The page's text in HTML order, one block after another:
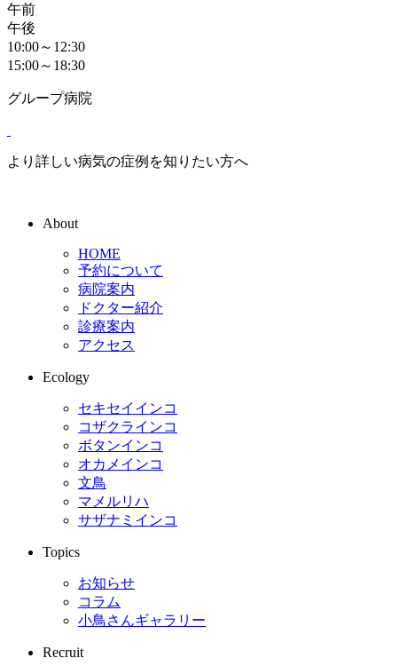
午前
午後
10:00～12:30
15:00～18:30
グループ病院
より詳しい病気の症例を知りたい方へ
About
HOME
予約について
病院案内
ドクター紹介
診療案内
アクセス
Ecology
セキセイインコ
コザクラインコ
ボタンインコ
オカメインコ
文鳥
マメルリハ
サザナミインコ
Topics
お知らせ
コラム
小鳥さんギャラリー
Recruit